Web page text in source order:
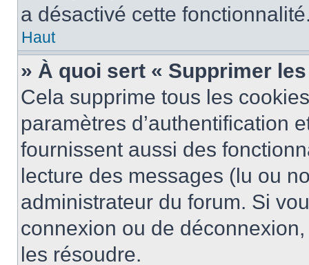
a désactivé cette
Haut
» À quoi sert « Supprimer
Cela supprime tous les
paramètres d’authentification
fournissent aussi des
lecture des messages (lu ou
administrateur du forum. Si
connexion ou de
les résoudre.